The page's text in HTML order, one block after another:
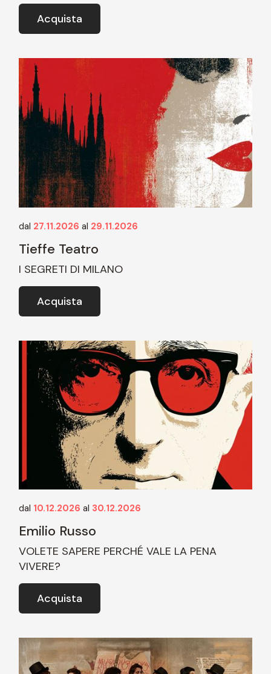
Acquista
dal 27.11.2026 al 29.11.2026
Tieffe Teatro
I SEGRETI DI MILANO
Acquista
dal 10.12.2026 al 30.12.2026
Emilio Russo
VOLETE SAPERE PERCHÉ VALE LA PENA
VIVERE?
Acquista